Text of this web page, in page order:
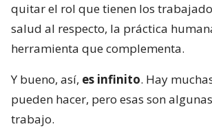
quitar el rol que tienen los
salud al respecto, la práctica
herramienta que complementa.
Y bueno, así, es infinito. Hay
pueden hacer, pero esas son
trabajo.